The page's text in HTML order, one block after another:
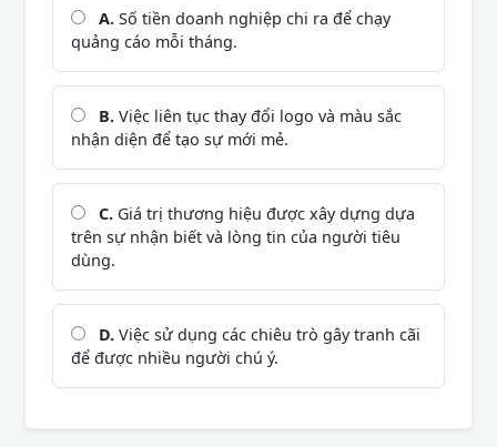
A. Số tiền doanh nghiệp chi ra để chạy
quảng cáo mỗi tháng.
B. Việc liên tục thay đổi logo và màu sắc
nhận diện để tạo sự mới mẻ.
C. Giá trị thương hiệu được xây dựng dựa
trên sự nhận biết và lòng tin của người tiêu
dùng.
D. Việc sử dụng các chiêu trò gây tranh cãi
để được nhiều người chú ý.